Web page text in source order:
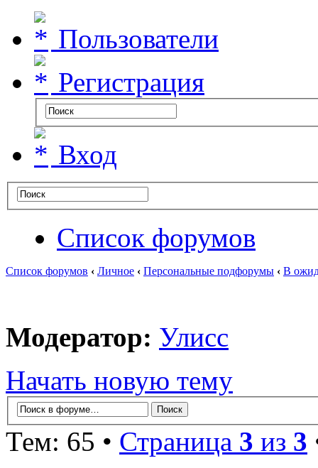
Пользователи
Регистрация
Вход
Список форумов
Список форумов ‹ Личное ‹ Персональные подфорумы ‹ В
Модератор: Улисс
Начать новую тему
Тем: 65 • Страница 3 из 3